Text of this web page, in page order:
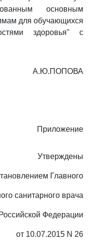
основным
для обучающихся
здоровья" с
А.Ю.ПОПОВА
Приложение
Утверждены
Главного
санитарного врача
Российской Федерации
от 10.07.2015 N 26